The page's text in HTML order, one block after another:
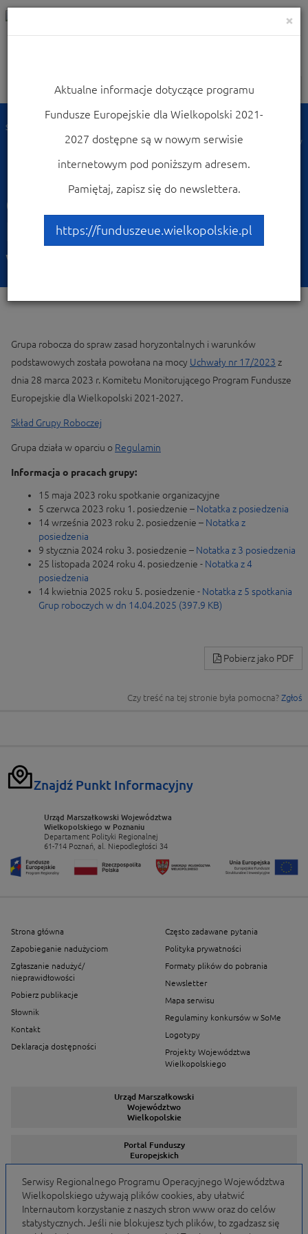
Nawigacja
Strona główna
Fundusze Europejskie dla Wielkopolski 2021-2027
Komitet Monitorujący
Grupa Robocza ds. zasad horyzontalnych i warunków podstawowych
Grupa Robocza ds. zasad
horyzontalnych i
warunków podstawowych
Grupa robocza do spraw zasad horyzontalnych i warunków
podstawowych została powołana na mocy Uchwały nr 17/2023 z
dnia 28 marca 2023 r. Komitetu Monitorującego Program Fundusze
Europejskie dla Wielkopolski 2021-2027.
Skład Grupy Roboczej
Grupa działa w oparciu o Regulamin
Informacja o pracach grupy:
15 maja 2023 roku spotkanie organizacyjne
5 czerwca 2023 roku 1. posiedzenie – Notatka z posiedzenia
14 września 2023 roku 2. posiedzenie – Notatka z
posiedzenia
9 stycznia 2024 roku 3. posiedzenie – Notatka z 3 posiedzenia
25 listopada 2024 roku 4. posiedzenie - Notatka z 4
posiedzenia
14 kwietnia 2025 roku 5. posiedzenie - Notatka z 5 spotkania
Grup roboczych w dn 14.04.2025 (397.9 KB)
Pobierz jako PDF
Czy treść na tej stronie była pomocna? Zgłoś
Znajdź Punkt Informacyjny
Urząd Marszałkowski Województwa
Wielkopolskiego w Poznaniu
Departament Polityki Regionalnej
61-714 Poznań, al. Niepodległości 34
Strona główna
Zapobieganie nadużyciom
Zgłaszanie nadużyć/
nieprawidłowości
Pobierz publikacje
Słownik
Kontakt
Deklaracja dostępności
Często zadawane pytania
Polityka prywatności
Formaty plików do pobrania
Newsletter
Mapa serwisu
Regulaminy konkursów w SoMe
Logotypy
Projekty Województwa
Wielkopolskiego
Urząd Marszałkowski
Województwo
Wielkopolskie
Portal Funduszy
Europejskich
Serwisy Programów
Serwisy Regionalnego Programu Operacyjnego Województwa
Wielkopolskiego używają plików cookies, aby ułatwić
Internautom korzystanie z naszych stron www oraz do celów
statystycznych. Jeśli nie blokujesz tych plików, to zgadzasz się
×
Aktualne informacje dotyczące programu
Fundusze Europejskie dla Wielkopolski 2021-
2027 dostępne są w nowym serwisie
internetowym pod poniższym adresem.
Pamiętaj, zapisz się do newslettera.
https://funduszeue.wielkopolskie.pl